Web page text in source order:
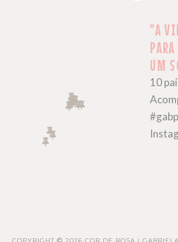
"A
UM
10